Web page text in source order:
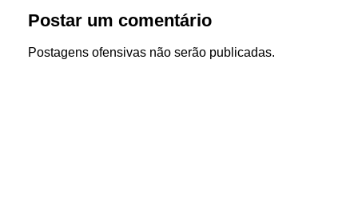
Postar um comentário
Postagens ofensivas não serão publicadas.